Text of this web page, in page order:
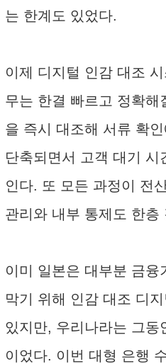
는 한계도 있었다.
이제 디지털 인감 대조
무는 한결 빠르고 정확
을 즉시 대조해 서류 확
단축되면서 고객 대기 시
인다. 또 모든 과정이 전
관리와 내부 통제도 한층
이미 일본은 대부분 금융
막기 위해 인감 대조 디
있지만, 우리나라는 그동
이었다. 이번 대형 은행